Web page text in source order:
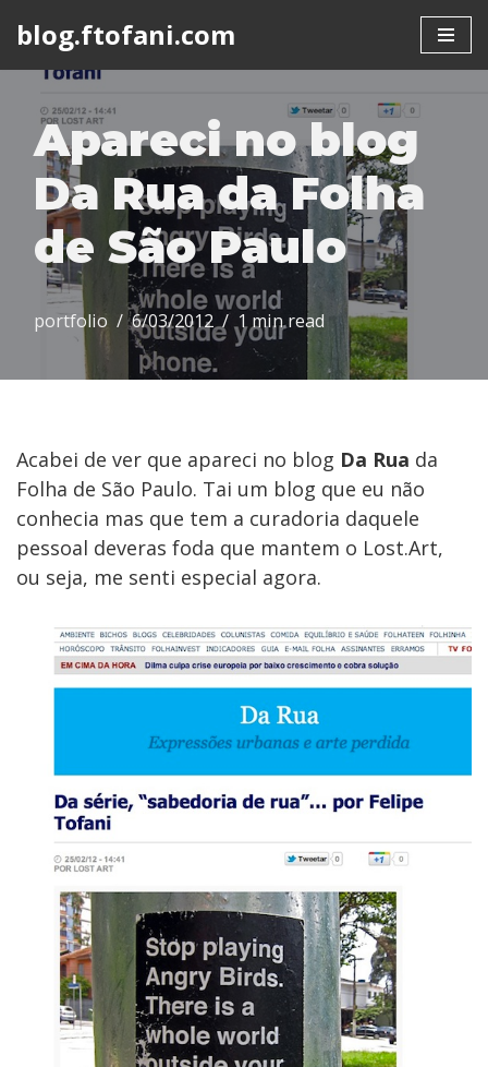
content
blog.ftofani.com
Apareci no blog
Da Rua da Folha
de São Paulo
portfolio 6/03/2012 1 min read
Acabei de ver que apareci no blog Da Rua da
Folha de São Paulo. Tai um blog que eu não
conhecia mas que tem a curadoria daquele
pessoal deveras foda que mantem o Lost.Art,
ou seja, me senti especial agora.